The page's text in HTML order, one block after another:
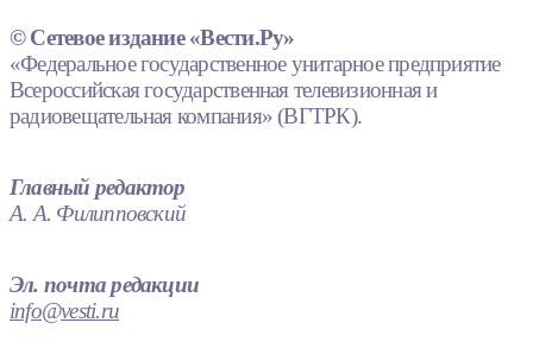
© Сетевое издание «Вести.Ру»
«Федеральное государственное унитарное предприятие
Всероссийская государственная телевизионная и
радиовещательная компания» (ВГТРК).
Главный редактор
А. А. Филипповский
Эл. почта редакции
info@vesti.ru